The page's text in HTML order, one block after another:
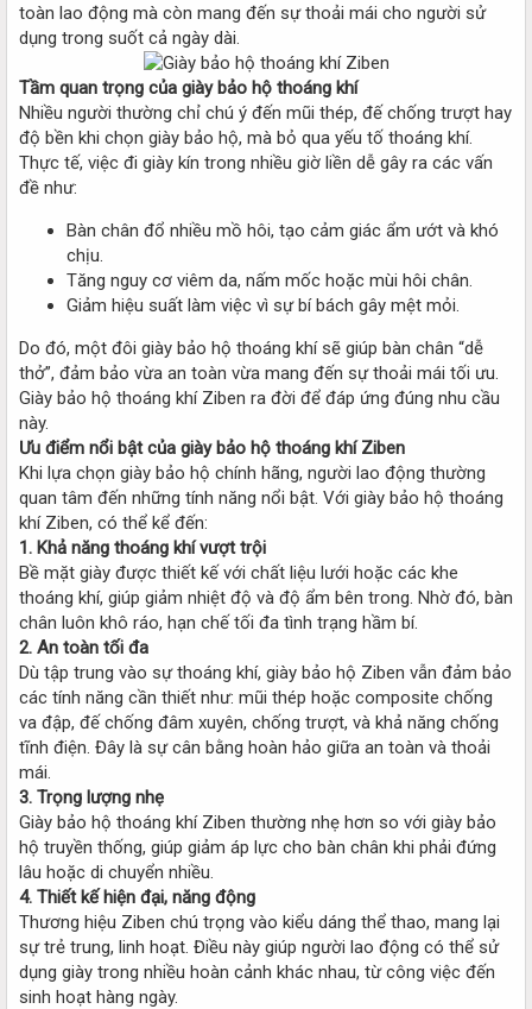
toàn lao động mà còn mang đến sự thoải mái cho người sử
dụng trong suốt cả ngày dài.
Tầm quan trọng của giày bảo hộ thoáng khí
Nhiều người thường chỉ chú ý đến mũi thép, đế chống trượt hay
độ bền khi chọn giày bảo hộ, mà bỏ qua yếu tố thoáng khí.
Thực tế, việc đi giày kín trong nhiều giờ liền dễ gây ra các vấn
đề như:
Bàn chân đổ nhiều mồ hôi, tạo cảm giác ẩm ướt và khó
chịu.
Tăng nguy cơ viêm da, nấm mốc hoặc mùi hôi chân.
Giảm hiệu suất làm việc vì sự bí bách gây mệt mỏi.
Do đó, một đôi giày bảo hộ thoáng khí sẽ giúp bàn chân “dễ
thở”, đảm bảo vừa an toàn vừa mang đến sự thoải mái tối ưu.
Giày bảo hộ thoáng khí Ziben ra đời để đáp ứng đúng nhu cầu
này.
Ưu điểm nổi bật của giày bảo hộ thoáng khí Ziben
Khi lựa chọn giày bảo hộ chính hãng, người lao động thường
quan tâm đến những tính năng nổi bật. Với giày bảo hộ thoáng
khí Ziben, có thể kể đến:
1. Khả năng thoáng khí vượt trội
Bề mặt giày được thiết kế với chất liệu lưới hoặc các khe
thoáng khí, giúp giảm nhiệt độ và độ ẩm bên trong. Nhờ đó, bàn
chân luôn khô ráo, hạn chế tối đa tình trạng hầm bí.
2. An toàn tối đa
Dù tập trung vào sự thoáng khí, giày bảo hộ Ziben vẫn đảm bảo
các tính năng cần thiết như: mũi thép hoặc composite chống
va đập, đế chống đâm xuyên, chống trượt, và khả năng chống
tĩnh điện. Đây là sự cân bằng hoàn hảo giữa an toàn và thoải
mái.
3. Trọng lượng nhẹ
Giày bảo hộ thoáng khí Ziben thường nhẹ hơn so với giày bảo
hộ truyền thống, giúp giảm áp lực cho bàn chân khi phải đứng
lâu hoặc di chuyển nhiều.
4. Thiết kế hiện đại, năng động
Thương hiệu Ziben chú trọng vào kiểu dáng thể thao, mang lại
sự trẻ trung, linh hoạt. Điều này giúp người lao động có thể sử
dụng giày trong nhiều hoàn cảnh khác nhau, từ công việc đến
sinh hoạt hàng ngày.